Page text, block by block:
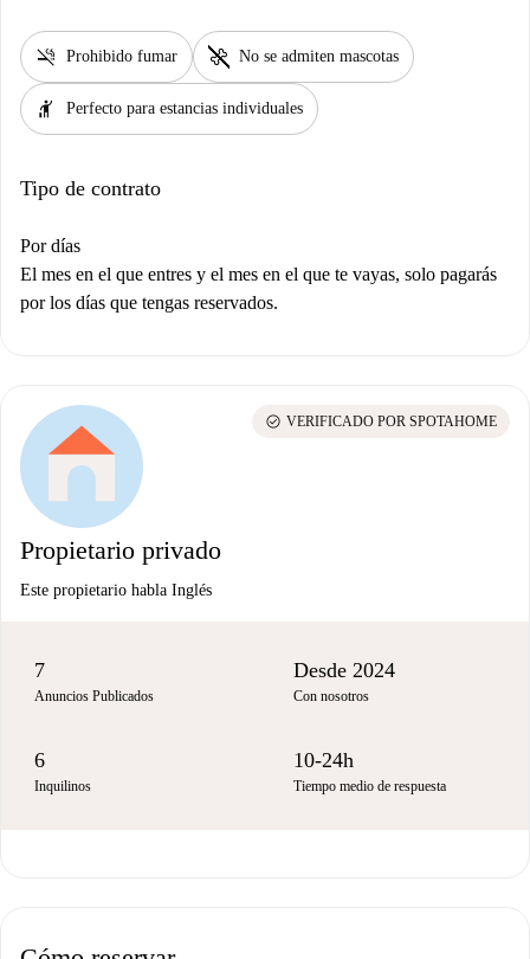
smoke_free Prohibido fumar pet_supplies No se admiten mascotas
hail Perfecto para estancias individuales
Tipo de contrato
Por días
El mes en el que entres y el mes en el que te vayas, solo pagarás
por los días que tengas reservados.
Propietario privado
Este propietario habla Inglés
check_circle VERIFICADO POR SPOTAHOME
7
Anuncios Publicados
Desde 2024
Con nosotros
6
Inquilinos
10-24h
Tiempo medio de respuesta